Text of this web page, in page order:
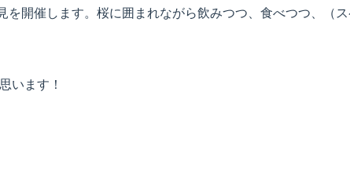
開催します。桜に囲まれながら飲みつつ、食べつつ、（
います！